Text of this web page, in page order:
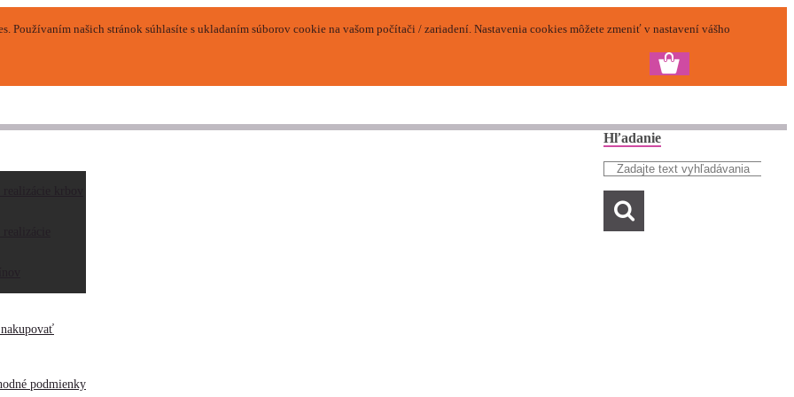
našich stránok súhlasíte s ukladaním súborov cookie na vašom počítači / zariadení. Nastavenia cookies môžete zmeniť v nastavení vášho
podmienky
Hľadanie